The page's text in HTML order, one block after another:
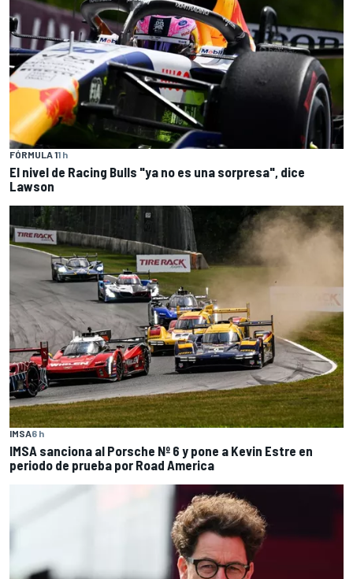
FÓRMULA 11 h
El nivel de Racing Bulls "ya no es una sorpresa", dice
Lawson
IMSA6 h
IMSA sanciona al Porsche Nº 6 y pone a Kevin Estre en
periodo de prueba por Road America